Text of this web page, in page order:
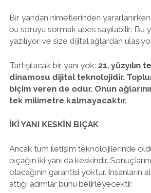
Bir yandan nimetlerinden
bu soruyu sormak abes sayılabilir: Bu
yazılıyor ve size dijital ağlardan
Tartışılacak bir yanı yok: 21. yüzyılın
dinamosu dijital teknolojidir.
biçim veren de odur. Onun
tek milimetre kalmayacaktır.
İKİ YANI KESKİN BIÇAK
Ancak tüm iletişim teknolojilerinde
bıçağın iki yanı da keskindir.
olacağının garantisi yoktur. İnsanların
attığı adımlar bunu belirleyecektir.